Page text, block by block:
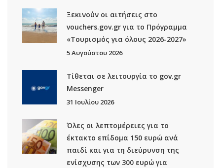
Ξεκινούν οι αιτήσεις στο
vouchers.gov.gr για το Πρόγραμμα
«Τουρισμός για όλους 2026-2027»
5 Αυγούστου 2026
Τίθεται σε λειτουργία το gov.gr
Μessenger
31 Ιουλίου 2026
Όλες οι λεπτομέρειες για το
έκτακτο επίδομα 150 ευρώ ανά
παιδί και για τη διεύρυνση της
ενίσχυσης των 300 ευρώ για